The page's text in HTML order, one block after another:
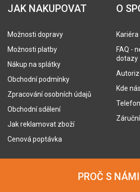
JAK NAKUPOVAT
Možnosti dopravy
Možnosti platby
Nákup na splátky
Obchodní podmínky
Zpracování osobních údajů
Obchodní sdělení
Jak reklamovat zboží
Cenová poptávka
O
Kariéra
FAQ -
dotazy
Kde
PROČ S